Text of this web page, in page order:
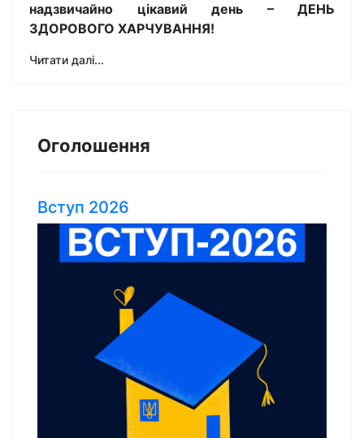
надзвичайно цікавий день – ДЕНЬ
ЗДОРОВОГО ХАРЧУВАННЯ!
Читати далі...
Оголошення
Вступ 2026